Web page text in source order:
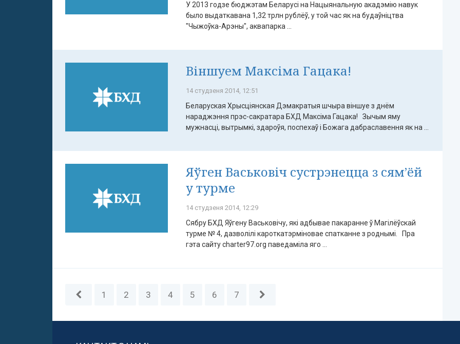
У 2013 годзе бюджэтам Беларусі на Нацыянальную акадэмію навук
было выдаткавана 1,32 трлн рублёў, у той час як на будаўніцтва
"Чыжоўка-Арэны", аквапарка ...
Віншуем Максіма Гацака!
14 студзеня 2014, 12:51
Беларуская Хрысціянская Дэмакратыя шчыра віншуе з днём
нараджэння прэс-сакратара БХД Максіма Гацака! Зычым яму
мужнасці, вытрымкі, здароўя, поспехаў і Божага дабраславення як на ...
Яўген Васьковіч сустрэнецца з сям’ёй
у турме
14 студзеня 2014, 12:29
Сябру БХД Яўгену Васьковічу, які адбывае пакаранне ў Магілёўскай
турме № 4, дазволілі кароткатэрміновае спатканне з роднымі. Пра
гэта сайту charter97.org паведаміла яго ...
1 2 3 4 5 6 7